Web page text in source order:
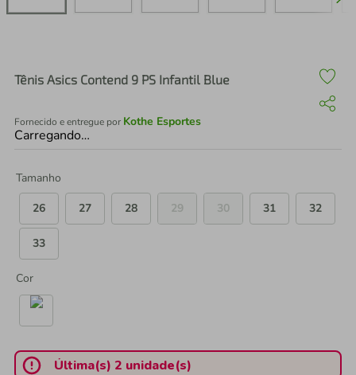
Tênis Asics Contend 9 PS Infantil Blue
Fornecido e entregue por Kothe Esportes
Carregando…
Tamanho
26
27 28 29 30 31 32
33
Cor
Última(s) 2 unidade(s)